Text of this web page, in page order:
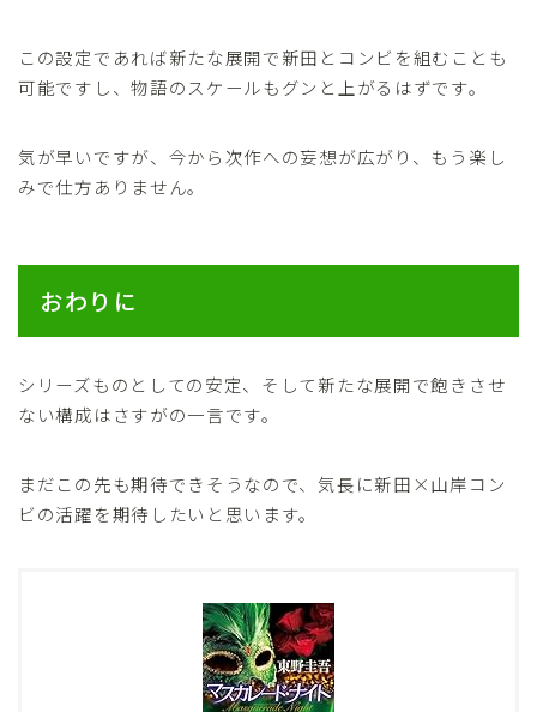
この設定であれば新たな展開で新田とコンビを組むことも
可能ですし、物語のスケールもグンと上がるはずです。
気が早いですが、今から次作への妄想が広がり、もう楽し
みで仕方ありません。
おわりに
シリーズものとしての安定、そして新たな展開で飽きさせ
ない構成はさすがの一言です。
まだこの先も期待できそうなので、気長に新田×山岸コン
ビの活躍を期待したいと思います。